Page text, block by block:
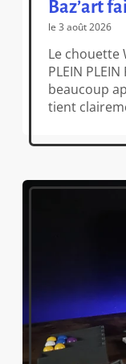
Baz’art
le 3 août 2026
Le chouette
PLEIN
beaucoup
tient
réponse est
étagères,